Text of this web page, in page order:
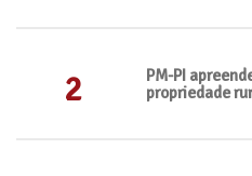
2
PM-PI
propriedade